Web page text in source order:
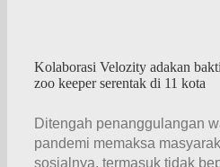
Kolaborasi Velozity adakan
zoo keeper serentak di 11 kota
Ditengah penanggulangan
pandemi memaksa
sosialnya, termasuk tidak